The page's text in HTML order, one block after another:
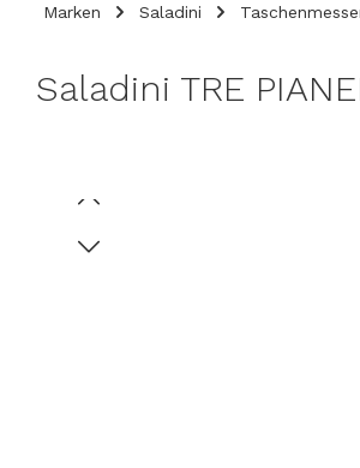
Marken Saladini
Saladini TRE
Bildergalerie überspringen